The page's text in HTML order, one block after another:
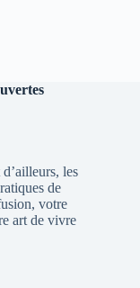
les
de
votre
art de vivre